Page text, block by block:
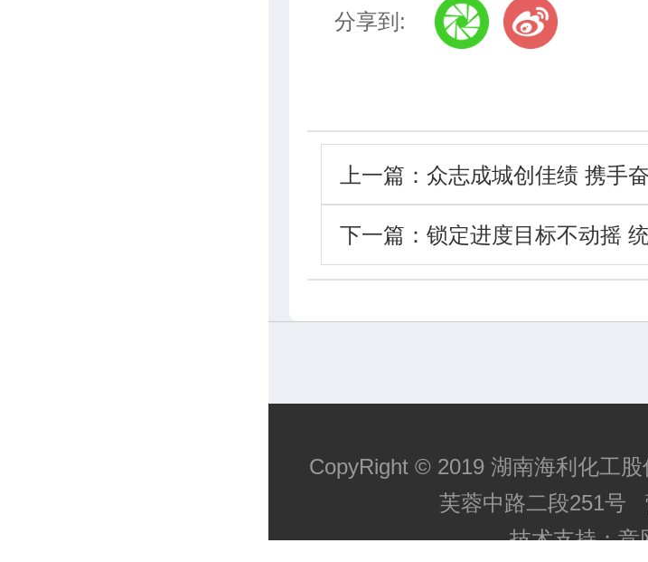
分享到:
上一篇： 众志成城创佳绩 携手
下一篇： 锁定进度目标不动摇
CopyRight © 2019 湖南海利化工
芙蓉中路二段251号
技术支持：竞